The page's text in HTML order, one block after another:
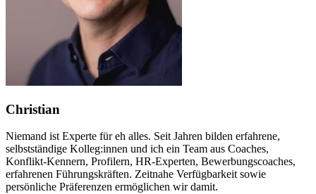
Christian
Niemand ist Experte für eh alles. Seit Jahren bilden erfahrene,
selbstständige Kolleg:innen und ich ein Team aus Coaches,
Konflikt-Kennern, Profilern, HR-Experten, Bewerbungscoaches,
erfahrenen Führungskräften. Zeitnahe Verfügbarkeit sowie
persönliche Präferenzen ermöglichen wir damit.